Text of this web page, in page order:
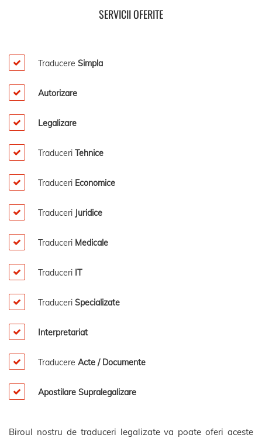
SERVICII OFERITE
Traducere Simpla
Autorizare
Legalizare
Traduceri Tehnice
Traduceri Economice
Traduceri Juridice
Traduceri Medicale
Traduceri IT
Traduceri Specializate
Interpretariat
Traducere Acte / Documente
Apostilare Supralegalizare
Biroul nostru de traduceri legalizate va poate oferi aceste